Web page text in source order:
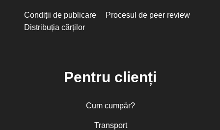
Condiții de publicare
Procesul de peer review
Distribuția cărților
Pentru clienți
Cum cumpăr?
Transport